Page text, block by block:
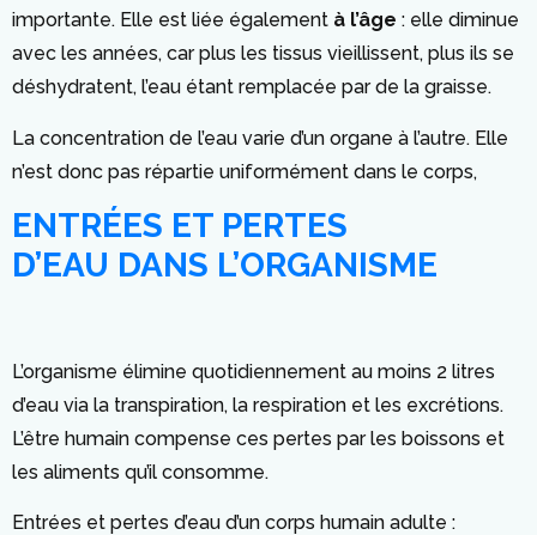
importante. Elle est liée également à l’âge : elle diminue
avec les années, car plus les tissus vieillissent, plus ils se
déshydratent, l’eau étant remplacée par de la graisse.
La concentration de l’eau varie d’un organe à l’autre. Elle
n’est donc pas répartie uniformément dans le corps,
ENTRÉES ET PERTES
D’EAU DANS L’ORGANISME
L’organisme élimine quotidiennement au moins 2 litres
d’eau via la transpiration, la respiration et les excrétions.
L’être humain compense ces pertes par les boissons et
les aliments qu’il consomme.
Entrées et pertes d’eau d’un corps humain adulte :